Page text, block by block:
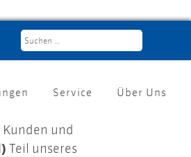
Service Über Uns
und
Teil unseres